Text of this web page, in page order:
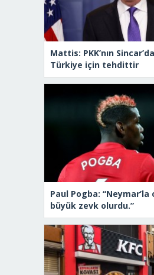
Mattis: PKK’nın
Türkiye için tehdittir
Paul Pogba:
büyük zevk olurdu.”